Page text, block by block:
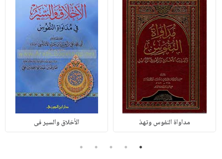
مداواة النفوس وتهذ الأخلاق والسير فى
1
2
3
4
5